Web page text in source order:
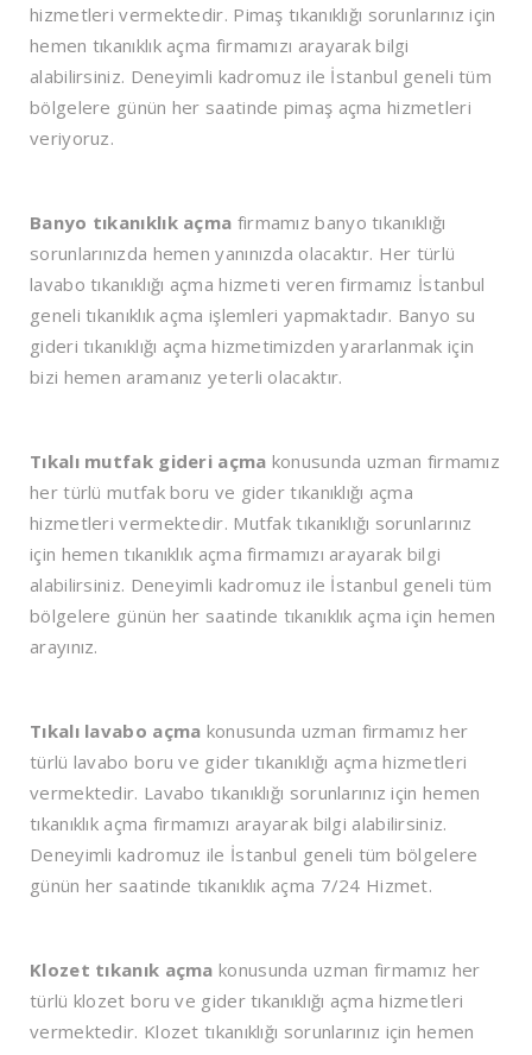
hizmetleri vermektedir. Pimaş tıkanıklığı sorunlarınız için
hemen tıkanıklık açma firmamızı arayarak bilgi
alabilirsiniz. Deneyimli kadromuz ile İstanbul geneli tüm
bölgelere günün her saatinde pimaş açma hizmetleri
veriyoruz.
Banyo tıkanıklık açma firmamız banyo tıkanıklığı
sorunlarınızda hemen yanınızda olacaktır. Her türlü
lavabo tıkanıklığı açma hizmeti veren firmamız İstanbul
geneli tıkanıklık açma işlemleri yapmaktadır. Banyo su
gideri tıkanıklığı açma hizmetimizden yararlanmak için
bizi hemen aramanız yeterli olacaktır.
Tıkalı mutfak gideri açma konusunda uzman firmamız
her türlü mutfak boru ve gider tıkanıklığı açma
hizmetleri vermektedir. Mutfak tıkanıklığı sorunlarınız
için hemen tıkanıklık açma firmamızı arayarak bilgi
alabilirsiniz. Deneyimli kadromuz ile İstanbul geneli tüm
bölgelere günün her saatinde tıkanıklık açma için hemen
arayınız.
Tıkalı lavabo açma konusunda uzman firmamız her
türlü lavabo boru ve gider tıkanıklığı açma hizmetleri
vermektedir. Lavabo tıkanıklığı sorunlarınız için hemen
tıkanıklık açma firmamızı arayarak bilgi alabilirsiniz.
Deneyimli kadromuz ile İstanbul geneli tüm bölgelere
günün her saatinde tıkanıklık açma 7/24 Hizmet.
Klozet tıkanık açma konusunda uzman firmamız her
türlü klozet boru ve gider tıkanıklığı açma hizmetleri
vermektedir. Klozet tıkanıklığı sorunlarınız için hemen